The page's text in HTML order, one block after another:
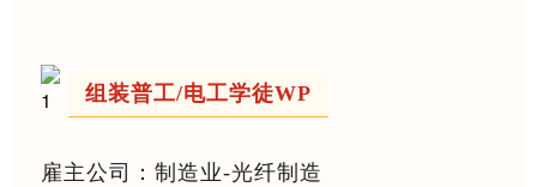
组装普工/电工学徒WP
雇主公司：制造业-光纤制造